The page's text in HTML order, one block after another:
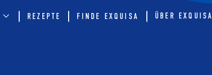
REZEPTE FINDE EXQUISA ÜBER EXQUISA